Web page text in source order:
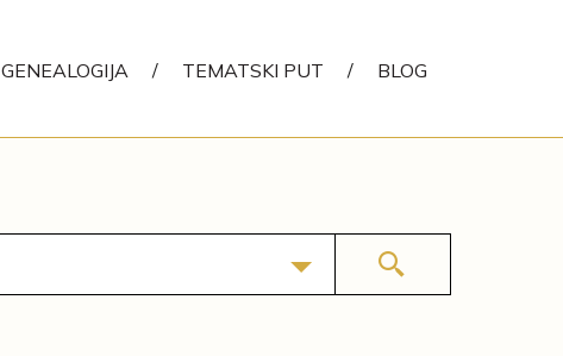
GENEALOGIJA / TEMATSKI PUT / BLOG